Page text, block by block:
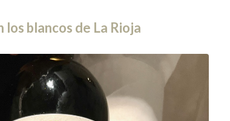
blancos de La Rioja